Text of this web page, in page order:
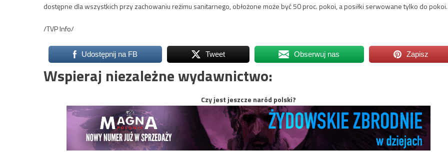
dostępne dla wszystkich przy zachowaniu reżimu sanitarnego, obłożone może być 50 proc. pokoi, a posiłki serwowane tylko do pokoi.
/TVP Info/
Udostępnij na FB Tweet Obserwuj nas Zapisz
Wspieraj niezależne wydawnictwo:
Czy jest jeszcze naród polski?